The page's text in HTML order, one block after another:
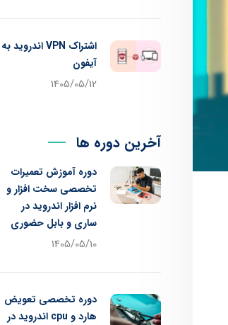
اشتراک VPN اندروید به
آیفون
1405/05/12
آخرین دوره ها
دوره آموزش تعمیرات
تخصصی سخت افزار و
نرم افزار اندروید در
ساری و بابل حضوری
1405/05/10
دوره تخصصی تعویض
هارد و cpu اندروید در